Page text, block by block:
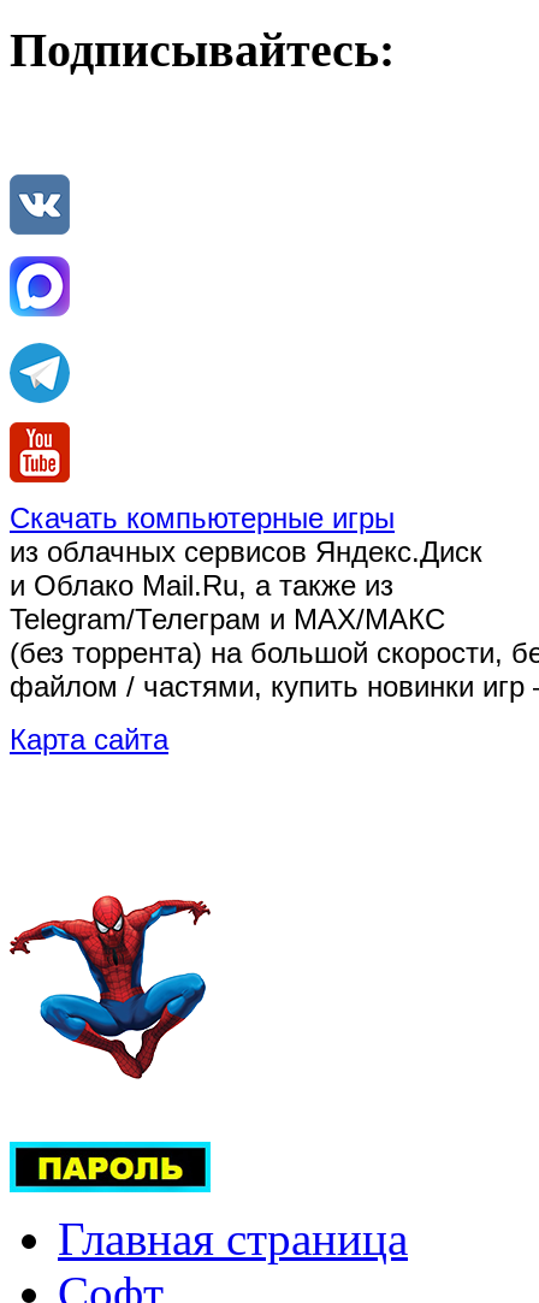
Подписывайтесь:
Скачать компьютерные игры
из облачных сервисов Яндекс.Диск
и Облако Mail.Ru, а также из
Telegram/Телеграм и MAX/МАКС
(без торрента) на большой скорости,
файлом / частями, купить новинки
Карта сайта
Главная страница
Софт